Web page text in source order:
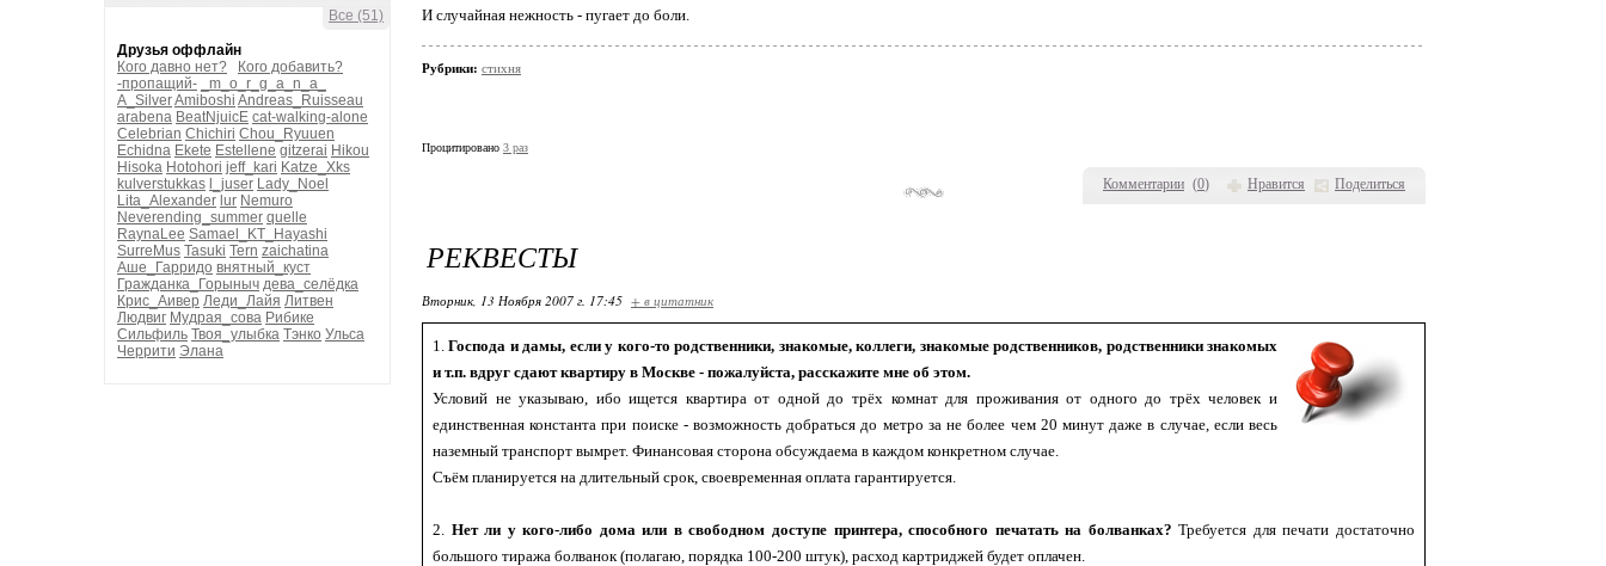
Все (51)
Друзья оффлайн
Кого давно нет?
Кого добавить?
-пропащий-
_m_o_r_g_a_n_a_
A_SilverAmiboshi Andreas_Ruisseau
arabena BeatNjuicE cat-walking-alone
Celebrian Chichiri Chou_Ryuuen
Echidna Ekete Estellene gitzerai Hikou
Hisoka Hotohori jeff_kari Katze_Xks
kulverstukkas
l_juser Lady_Noel
Lita_Alexander lur Nemuro
Neverending_summer quelle
RaynaLee Samael_KT_Hayashi
SurreMus Tasuki Tern zaichatina
Аше_Гарридо внятный_куст
Гражданка_Горыныч дева_селёдка
Крис_Аивер Леди_Лайя Литвен
Людвиг Мудрая_сова Рибике
Сильфиль Твоя_улыбка Тэнко Ульса
Черрити Элана
Комментарии (0) Нравится Поделиться
И случайная нежность - пугает до боли.
Рубрики: стихня
Процитировано 3 раз
РЕКВЕСТЫ
Вторник, 13 Ноября 2007 г. 17:45 + в цитатник
1.Господа и дамы, если у кого-то родственники, знакомые, коллеги, знакомые родственников, родственники знакомых
и т.п. вдруг сдают квартиру в Москве - пожалуйста, расскажите мне об этом.
Условий не указываю, ибо ищется квартира от одной до трёх комнат для проживания от одного до трёх человек и
единственная константа при поиске - возможность добраться до метро за не более чем 20 минут даже в случае, если весь
наземный транспорт вымрет. Финансовая сторона обсуждаема в каждом конкретном случае.
Съём планируется на длительный срок, своевременная оплата гарантируется.
2. Нет ли у кого-либо дома или в свободном доступе принтера, способного печатать на болванках? Требуется для печати достаточно
большого тиража болванок (полагаю, порядка 100-200 штук), расход картриджей будет оплачен.